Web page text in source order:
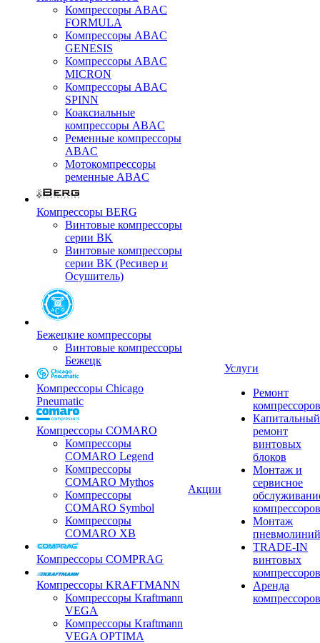
Компрессоры ABAC
FORMULA
Компрессоры ABAC
GENESIS
Компрессоры ABAC
MICRON
Компрессоры ABAC
SPINN
Коаксиальные
компрессоры ABAC
Ременные компрессоры
ABAC
Мотокомпрессоры
ременные ABAC
Компрессоры BERG
Винтовые компрессоры
серии BK
Винтовые компрессоры
серии BK (Ресивер и
Осушитель)
Бежецкие компрессоры
Винтовые компрессоры
Бежецк
Компрессоры Chicago
Pneumatic
Компрессоры COMARO
Компрессоры
COMARO Legend
Компрессоры
COMARO Mythos
Компрессоры
COMARO Symbol
Компрессоры
COMARO XB
Компрессоры COMPRAG
Компрессоры KRAFTMANN
Компрессоры Kraftmann
VEGA
Компрессоры Kraftmann
VEGA OPTIMA
Акции
Услуги
Ремонт
компрессоров
Капитальный
ремонт
винтовых
блоков
Монтаж и
сервисное
компрессоров
Монтаж
пневмолиний
TRADE-IN
винтовых
компрессоров
Аренда
компрессоров